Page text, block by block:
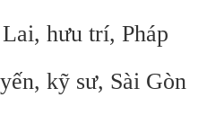
hưu trí, Pháp
kỹ sư, Sài Gòn